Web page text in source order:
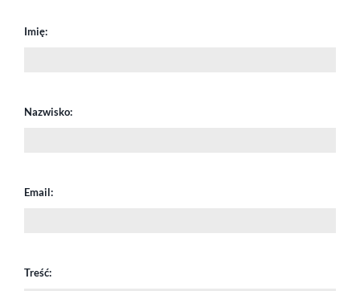
Imię:
Nazwisko:
Email:
Treść: